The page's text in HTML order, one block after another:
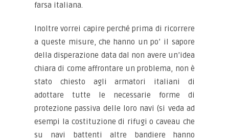
farsa italiana.
Inoltre vorrei capire perché prima di ricorrere
a queste misure, che hanno un po’ il sapore
della disperazione data dal non avere un’idea
chiara di come affrontare un problema, non è
stato chiesto agli armatori italiani di
adottare tutte le necessarie forme di
protezione passiva delle loro navi (si veda ad
esempi la costituzione di rifugi o caveau che
su navi battenti altre bandiere hanno